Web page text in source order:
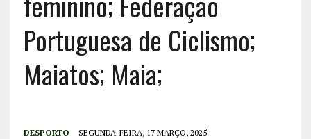
Portuguesa de Ciclismo;
Maiatos; Maia;
DESPORTO SEGUNDA-FEIRA, 17 MARÇO, 2025